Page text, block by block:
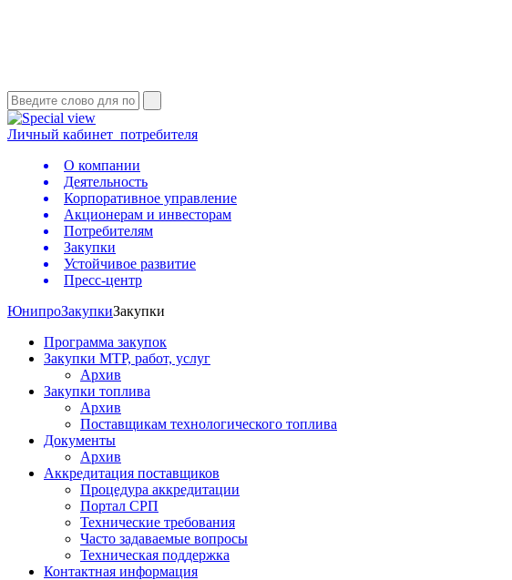
Личный кабинет потребителя
О компании
Деятельность
Корпоративное управление
Акционерам и инвесторам
Потребителям
Закупки
Устойчивое развитие
Пресс-центр
ЮнипроЗакупкиЗакупки
Программа закупок
Закупки МТР, работ, услуг
Архив
Закупки топлива
Архив
Поставщикам технологического топлива
Документы
Архив
Аккредитация поставщиков
Процедура аккредитации
Портал СРП
Технические требования
Часто задаваемые вопросы
Техническая поддержка
Контактная информация